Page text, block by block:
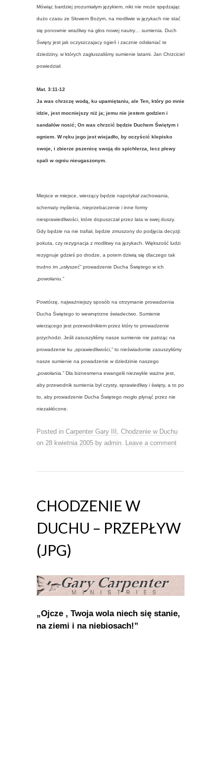
Mówiąc bardziej zrozumiałym językiem, nikt nie może spędzając
dużo czasu ze Słowem Bożym, na modliwie w językach nie stać
się ponownie wrażliwy na głos nowej nautry… sumienia. Duch
Święty jest jak oczyszczajacy ogień i zacznie odsłaniać te
dziedziny, w których zagłuszaliśmy sumienie latami. Jan Chrzciciel
powiedział:
Mat. 3:11-12
Ja was chrzczę wodą, ku upamiętaniu, ale Ten, który po mnie
idzie, jest mocniejszy niż ja; jemu nie jestem godzien i
sandałów nosić; On was chrzcić będzie Duchem Świętym i
ogniem. W ręku jego jest wiejadło, by oczyścić klepisko
swoje, i zbierze pszenicę swoją do spichlerza, lecz plewy
spali w ogniu nieugaszonym.
Miejsce w miejsce, wierzący będzie napotykał zachowania,
schematy myślenia, nieprzebaczenie i inne formy
niesprawiedliwości, które dopuszczał przez lata w swej duszy.
Gdy będzie na nie trafiał, będzie zmuszony do podjęcia decyzji:
pokuta, czy rezygnacja z modlitwy na językach. Większość ludzi
rezygnuje gdzieś po drodze, a potem dziwią się dlaczego tak
trudno im „usłyszeć” prowadzenie Ducha Świętego w ich
„powołaniu.”
Powtórzę, najważniejszy sposób na otrzymanie prowadzenia
Ducha Świętego to wewnętrzne świadectwo. Sumienie
wierzącego jest przewodnikiem przez który to prowadzenie
przychodzi. Jeśli zasuszyliśmy nasze sumienie nie patrząc na
prowadzenie ku „sprawiedliwości,” to nieświadomie zasuszyliśmy
nasze sumienie na powadzenie w dziedzinie naszego
„powołania.” Dla biznesmena ewangelii niezwykle ważne jest,
aby przewodnik sumienia był czysty, sprawiedliwy i święty, a to po
to, aby prowadzenie Ducha Świętego mogło płynąć przez nie
niezakłócone.
Posted in Carpenter Gary III , Chodzenie w Duchu
on 28 kwietnia 2005 by admin. Leave a comment
CHODZENIE W
DUCHU – PRZEPŁYW
(JPG)
„Ojcze , Twoja wola niech się stanie,
na ziemi i na niebiosach!”